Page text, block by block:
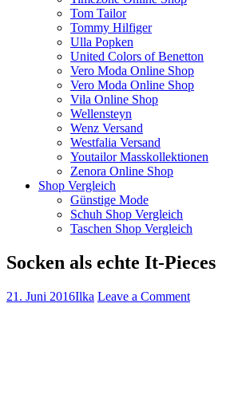
Tom Tailor
Tommy Hilfiger
Ulla Popken
United Colors of Benetton
Vero Moda Online Shop
Vero Moda Online Shop
Vila Online Shop
Wellensteyn
Wenz Versand
Westfalia Versand
Youtailor Masskollektionen
Zenora Online Shop
Shop Vergleich
Günstige Mode
Schuh Shop Vergleich
Taschen Shop Vergleich
Socken als echte It-Pieces
21. Juni 2016Ilka Leave a Comment